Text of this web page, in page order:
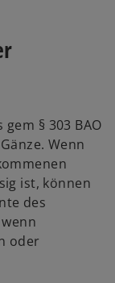
§ 303 BAO
Wenn
ist, können
des
oder